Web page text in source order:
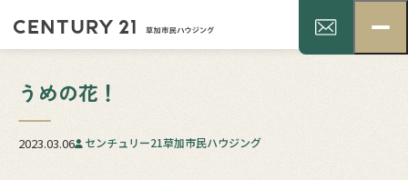
うめの花！
2023.03.06 センチュリー21草加市民ハウジング